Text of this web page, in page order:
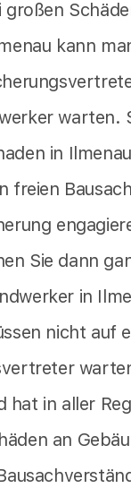
großen
kann
warten.
in
freien
Sie dann
in
nicht auf
hat in aller
an